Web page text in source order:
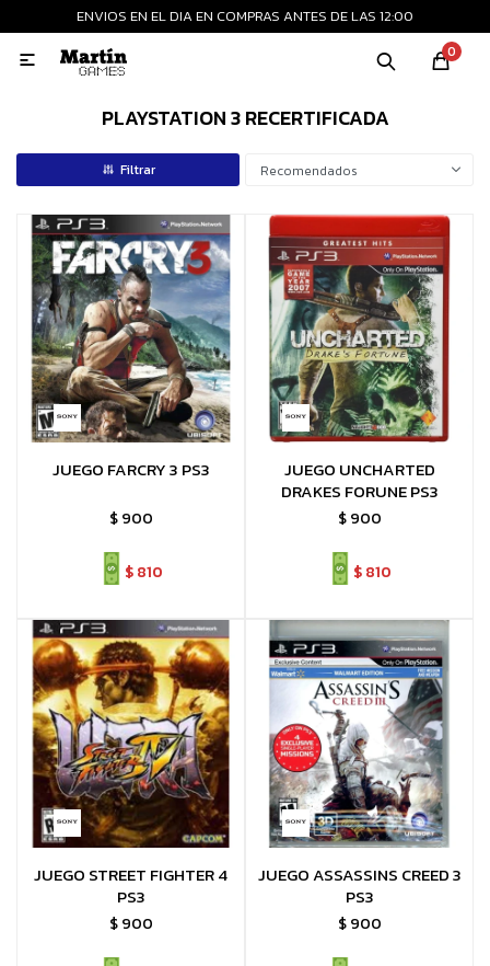
ENVIOS EN EL DIA EN COMPRAS ANTES DE LAS 12:00
0

PLAYSTATION 3 RECERTIFICADA
Recomendados
JUEGO FARCRY 3 PS3
$ 900
$810
JUEGO UNCHARTED
DRAKES FORUNE PS3
$ 900
$810
JUEGO STREET FIGHTER 4
PS3
$ 900
JUEGO ASSASSINS CREED 3
PS3
$ 900
MI CUENTA
Consolas nuevas
Consolas recertificadas
Juegos
Accesorios